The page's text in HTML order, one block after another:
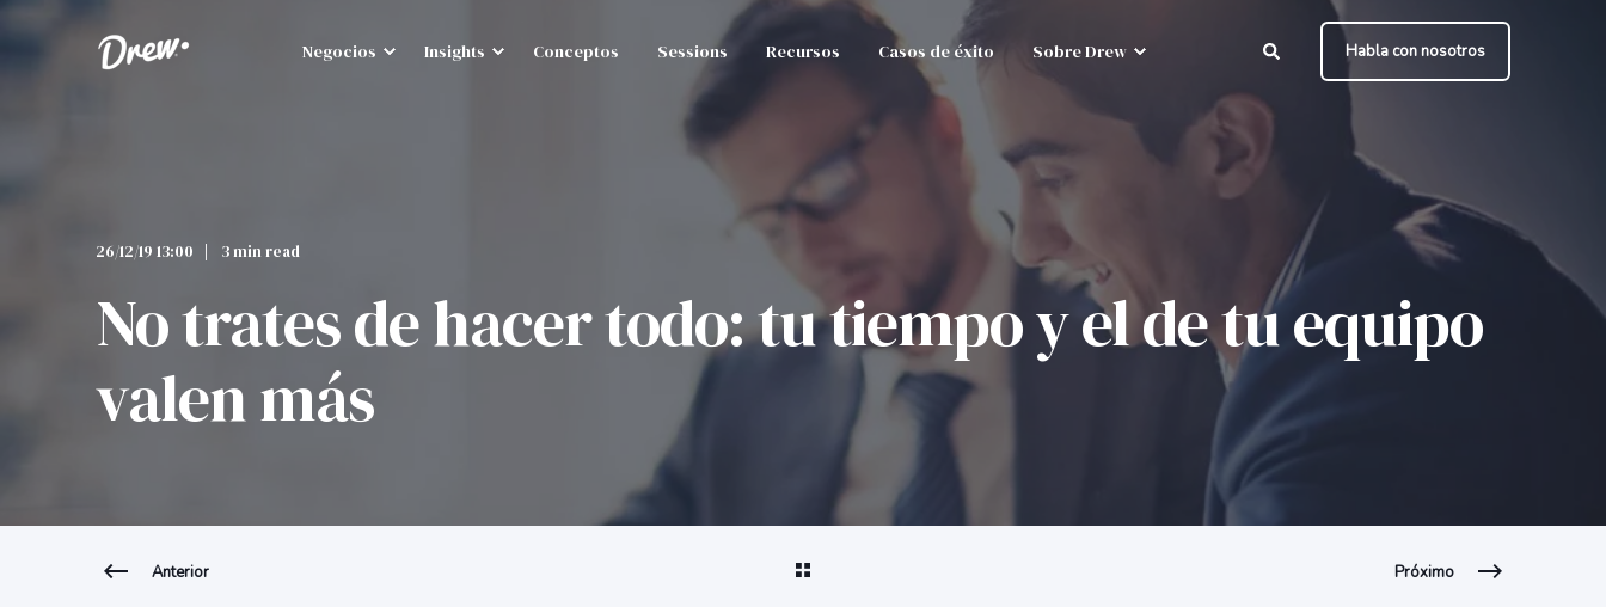
Negocios Insights Conceptos Sessions Recursos Casos de éxito Sobre Drew Habla con nosotros
26/12/19 13:00 3 min read
No trates de hacer todo: tu tiempo y el de tu equipo
valen más
Anterior Próximo